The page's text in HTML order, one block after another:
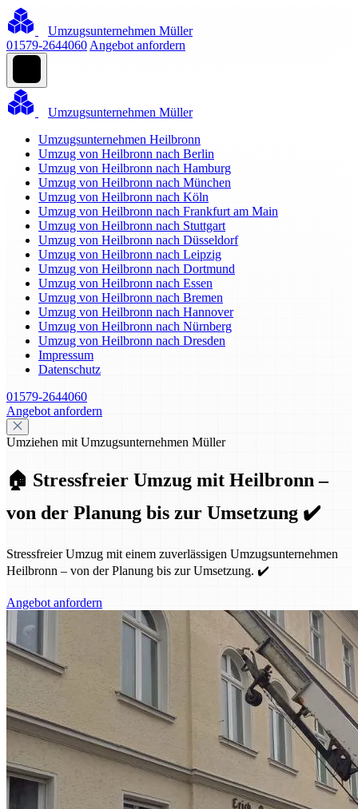
Umzugsunternehmen Müller
01579-2644060 Angebot anfordern
Umzugsunternehmen Müller
Umzugsunternehmen Heilbronn
Umzug von Heilbronn nach Berlin
Umzug von Heilbronn nach Hamburg
Umzug von Heilbronn nach München
Umzug von Heilbronn nach Köln
Umzug von Heilbronn nach Frankfurt am Main
Umzug von Heilbronn nach Stuttgart
Umzug von Heilbronn nach Düsseldorf
Umzug von Heilbronn nach Leipzig
Umzug von Heilbronn nach Dortmund
Umzug von Heilbronn nach Essen
Umzug von Heilbronn nach Bremen
Umzug von Heilbronn nach Hannover
Umzug von Heilbronn nach Nürnberg
Umzug von Heilbronn nach Dresden
Impressum
Datenschutz
01579-2644060
Angebot anfordern
Umziehen mit Umzugsunternehmen Müller
🏠 Stressfreier Umzug mit Heilbronn –
von der Planung bis zur Umsetzung ✔️
Stressfreier Umzug mit einem zuverlässigen Umzugsunternehmen
Heilbronn – von der Planung bis zur Umsetzung. ✔️
Angebot anfordern